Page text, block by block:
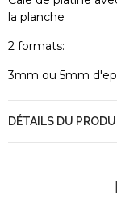
la planche
2 formats:
3mm ou 5mm
DÉTAILS DU